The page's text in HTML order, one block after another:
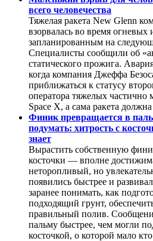
всего человечества
Тяжелая ракета New Glenn
взорвалась во время
запланированным на
Специалисты сообщили об
статического прожига.
когда компания Джеффа
приближаться к статусу
оператора тяжелых частично
Space X, а сама ракета
Финик превращается в
подумать: хитрость с
знает
Вырастить собственную
косточки — вполне
неторопливый, но
появились быстрее и
заранее понимать, как
подходящий грунт,
правильный полив.
пальму быстрее, чем могли
косточкой, о которой мало